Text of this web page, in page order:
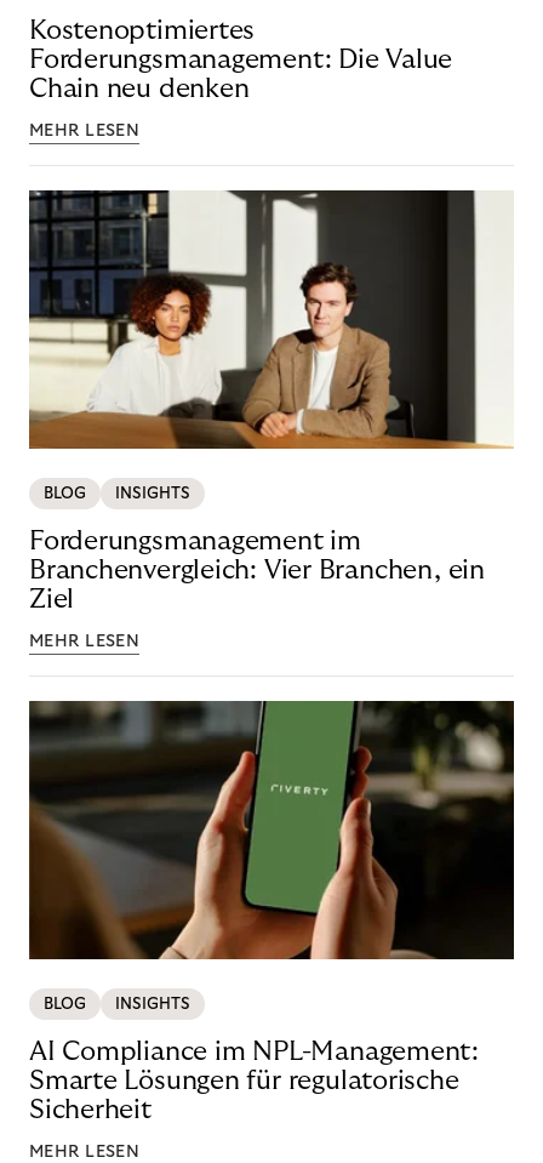
Kostenoptimiertes
Forderungsmanagement: Die Value
Chain neu denken
MEHR LESEN
BLOG INSIGHTS
Forderungsmanagement im
Branchenvergleich: Vier Branchen, ein
Ziel
MEHR LESEN
BLOG INSIGHTS
AI Compliance im NPL-Management:
Smarte Lösungen für regulatorische
Sicherheit
MEHR LESEN